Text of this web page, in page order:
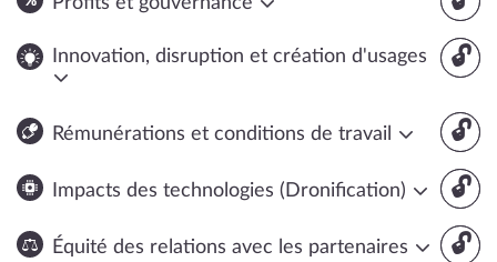
🔓
Innovation, disruption et création d'usages
🔓
Rémunérations et conditions de travail
🔓
Impacts des technologies (Dronification)
🔓
Équité des relations avec les partenaires